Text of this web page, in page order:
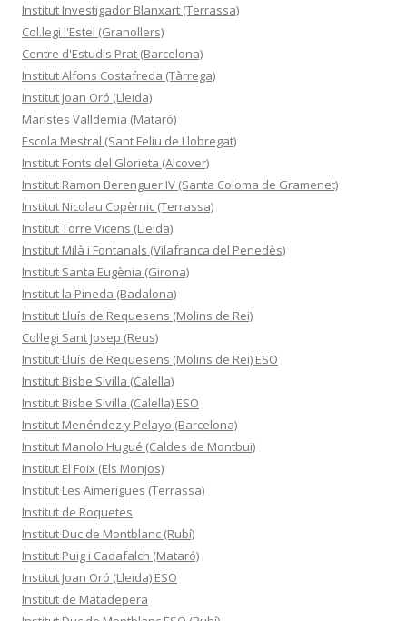
Institut Investigador Blanxart (Terrassa)
Col.legi l'Estel (Granollers)
Centre d'Estudis Prat (Barcelona)
Institut Alfons Costafreda (Tàrrega)
Institut Joan Oró (Lleida)
Maristes Valldemia (Mataró)
Escola Mestral (Sant Feliu de Llobregat)
Institut Fonts del Glorieta (Alcover)
Institut Ramon Berenguer IV (Santa Coloma de Gramenet)
Institut Nicolau Copèrnic (Terrassa)
Institut Torre Vicens (Lleida)
Institut Milà i Fontanals (Vilafranca del Penedès)
Institut Santa Eugènia (Girona)
Institut la Pineda (Badalona)
Institut Lluís de Requesens (Molins de Rei)
Col·legi Sant Josep (Reus)
Institut Lluís de Requesens (Molins de Rei) ESO
Institut Bisbe Sivilla (Calella)
Institut Bisbe Sivilla (Calella) ESO
Institut Menéndez y Pelayo (Barcelona)
Institut Manolo Hugué (Caldes de Montbui)
Institut El Foix (Els Monjos)
Institut Les Aimerigues (Terrassa)
Institut de Roquetes
Institut Duc de Montblanc (Rubí)
Institut Puig i Cadafalch (Mataró)
Institut Joan Oró (Lleida) ESO
Institut de Matadepera